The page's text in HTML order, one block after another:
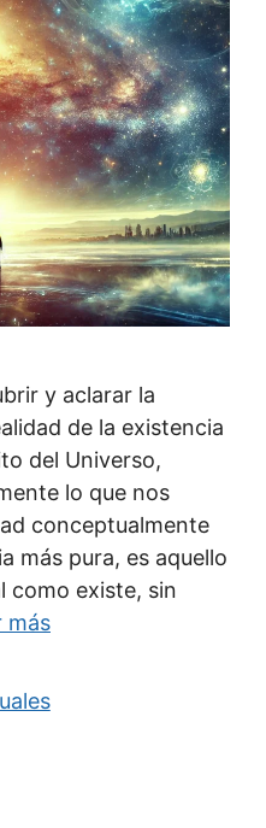
y aclarar la
de la existencia
del Universo,
lo que nos
conceptualmente
más pura, es aquello
como existe, sin
más